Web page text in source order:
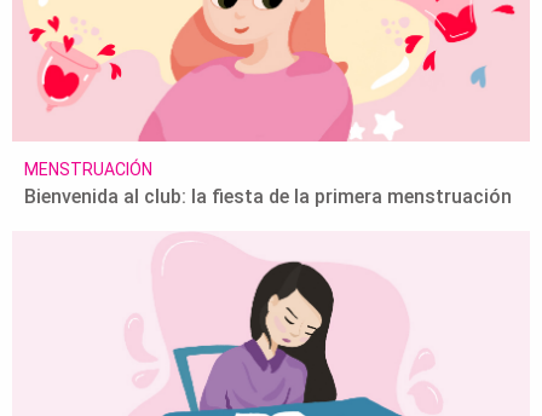
MENSTRUACIÓN
Bienvenida al club: la fiesta de la primera menstruación